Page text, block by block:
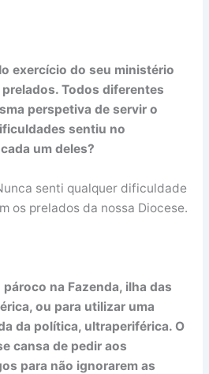
exercício do seu ministério
Todos diferentes
perspetiva de servir o
sentiu no
um deles?
senti qualquer dificuldade
os prelados da nossa Diocese.
na Fazenda, ilha das
ou para utilizar uma
da política, ultraperiférica. O
cansa de pedir aos
para não ignorarem as